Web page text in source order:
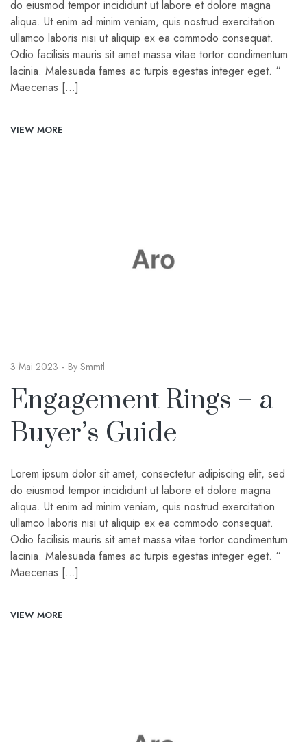
do eiusmod tempor incididunt ut labore et dolore magna
aliqua. Ut enim ad minim veniam, quis nostrud exercitation
ullamco laboris nisi ut aliquip ex ea commodo consequat.
Odio facilisis mauris sit amet massa vitae tortor condimentum
lacinia. Malesuada fames ac turpis egestas integer eget. “
Maecenas […]
VIEW MORE
3 Mai 2023 By Smmtl
Engagement Rings – a
Buyer’s Guide
Lorem ipsum dolor sit amet, consectetur adipiscing elit, sed
do eiusmod tempor incididunt ut labore et dolore magna
aliqua. Ut enim ad minim veniam, quis nostrud exercitation
ullamco laboris nisi ut aliquip ex ea commodo consequat.
Odio facilisis mauris sit amet massa vitae tortor condimentum
lacinia. Malesuada fames ac turpis egestas integer eget. “
Maecenas […]
VIEW MORE